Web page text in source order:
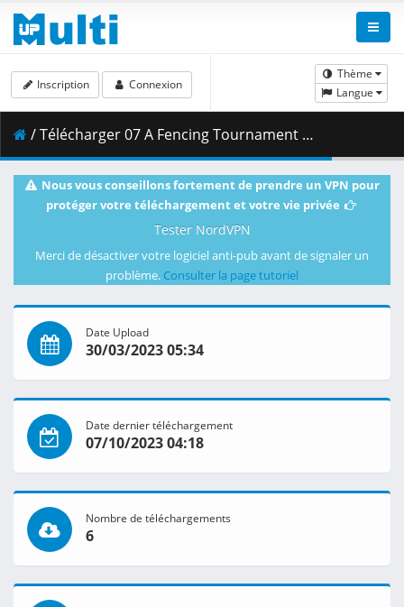
Thème
Langue
Inscription Connexion
/ Télécharger 07 A Fencing Tournament of Intrigue _ Bloodshed.mkv.001 ( 433.47 MB )
Nous vous conseillons fortement de prendre un VPN pour
protéger votre téléchargement et votre vie privée
Tester NordVPN
Merci de désactiver votre logiciel anti-pub avant de signaler un
problème. Consulter la page tutoriel
Date Upload
30/03/2023 05:34
Date dernier téléchargement
07/10/2023 04:18
Nombre de téléchargements
6